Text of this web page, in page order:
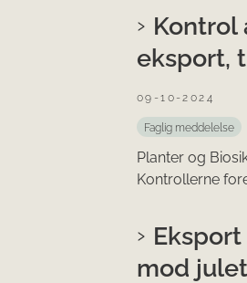
Kontrol
eksport,
09-10-2024
Faglig meddelelse
Planter og
Kontrollerne
mod